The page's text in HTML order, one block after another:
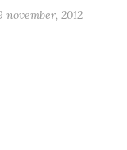
november, 2012